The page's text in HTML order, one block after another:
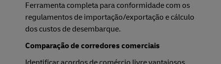
Ferramenta completa para conformidade com os
regulamentos de importação/exportação e cálculo
dos custos de desembarque.
Comparação de corredores comerciais